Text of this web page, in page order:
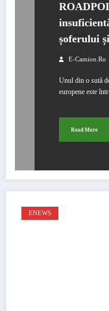
șoferului
E-Camion.ro
Unul din o sută
europene este
Read More
ENEWS